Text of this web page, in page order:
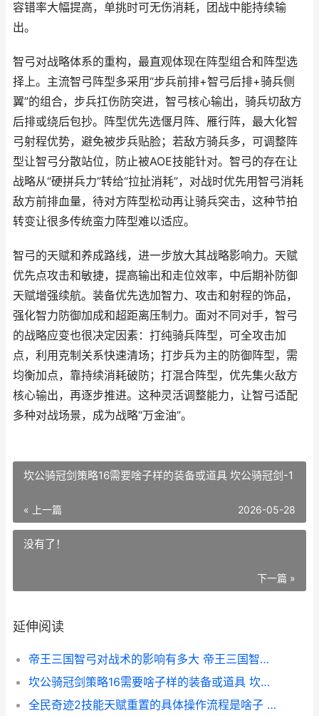
容错率大幅提高，单挑时可无伤消耗，团战中能持续输
出。
智弓对战略体系的重构，最直观体现在阵型组合和阵型选
择上。主流智弓阵型多采用“步兵前排+智弓后排+骑兵侧
翼”的组合，步兵扛伤防突进，智弓核心输出，骑兵切敌方
后排或绕后包抄。阵型优先选偃月阵、雁行阵，最大化智
弓射程优势，避免被步兵贴脸；若敌方骑兵多，可调整阵
型让智弓分散站位，防止被AOE技能针对。智弓的存在让
战略从“硬拼兵力”转给“拉扯消耗”，对战时优先用智弓消耗
敌方前排血量，待对方阵型松动再让骑兵突击，这种节拍
转变让很多传统蛮力阵型难以适应。
智弓的天赋和养成路线，进一步放大其战略影响力。天赋
优先点攻击和敏捷，提高输出和走位效率，中后期补防御
天赋增强续航。装备优先选加智力、攻击和射程的饰品，
强化智力防御加成和超距离压制力。面对不同对手，智弓
的战略应变也很决定因素：打纯骑兵阵型，可全攻击加
点，利用克制关系快速清场；打步兵为主的防御阵型，需
均衡加点，靠持续消耗破防；打混合阵型，优先集火敌方
核心输出，再逐步推进。这种灵活调整能力，让智弓适配
多种对战场景，成为战略“万金油”。
坎公骑冠剑策略16需要啥子样的装备或道具 坎公骑冠剑-1
« 上一篇 2026-05-28
没有了！
下一篇 »
延伸阅读
帝王三国智弓对战术的影响有多大 帝王三国智勇带步兵有用吗
坎公骑冠剑策略16需要啥子样的装备或道具 坎公骑冠剑-1
全民奇迹2技能天赋重置的具体操作流程是啥子 全民奇迹2技能加点攻略